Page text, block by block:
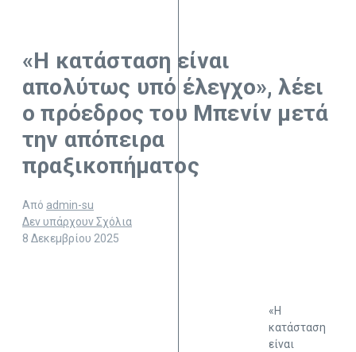
«Η κατάσταση είναι
απολύτως υπό έλεγχο», λέει
ο πρόεδρος του Μπενίν μετά
την απόπειρα
πραξικοπήματος
Από admin-su
Δεν υπάρχουν Σχόλια
8 Δεκεμβρίου 2025
«Η
κατάσταση
είναι